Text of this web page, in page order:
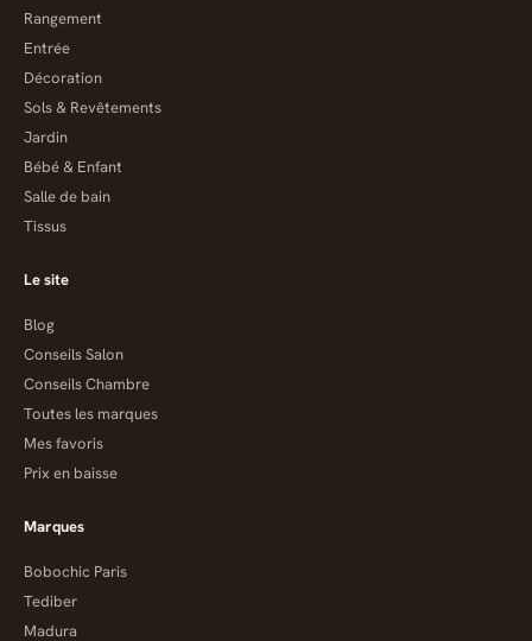
Rangement
Entrée
Décoration
Sols & Revêtements
Jardin
Bébé & Enfant
Salle de bain
Tissus
Le site
Blog
Conseils Salon
Conseils Chambre
Toutes les marques
Mes favoris
Prix en baisse
Marques
Bobochic Paris
Tediber
Madura